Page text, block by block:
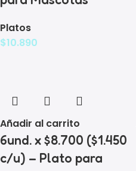
Platos
$10.890
Añadir al carrito
6und. x $8.700 ($1.450
c/u) – Plato para